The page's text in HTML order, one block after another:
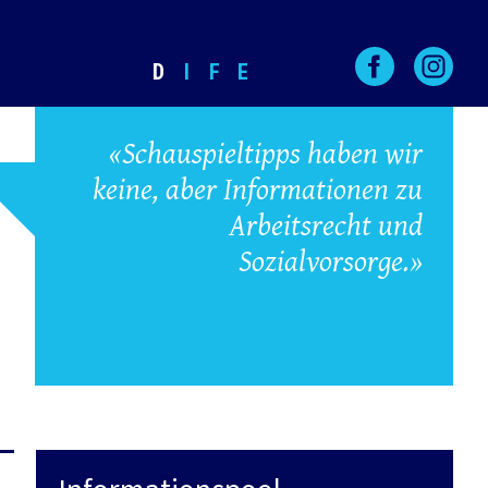
D I F E
«Schauspieltipps haben wir
keine, aber Informationen zu
Arbeitsrecht und
Sozialvorsorge.»